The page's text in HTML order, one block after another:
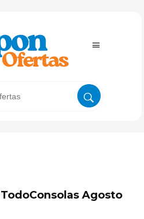
Agosto